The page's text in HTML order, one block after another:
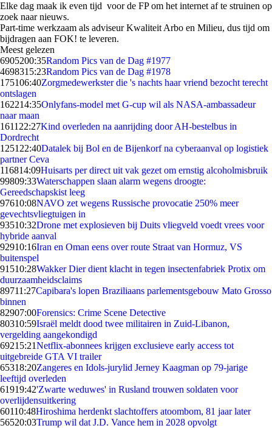
Elke dag maak ik even tijd voor de FP om het internet af te struinen op
zoek naar nieuws.
Part-time werkzaam als adviseur Kwaliteit Arbo en Milieu, dus tijd om
bijdragen aan FOK! te leveren.
Meest gelezen
6905200:35Random Pics van de Dag #1977
4698315:23Random Pics van de Dag #1978
175106:40Zorgmedewerkster die 's nachts haar vriend bezocht terecht
ontslagen
162214:35Onlyfans-model met G-cup wil als NASA-ambassadeur
naar maan
1611 22:27Kind overleden na aanrijding door AH-bestelbus in
Dordrecht
1251 22:40Datalek bij Bol en de Bijenkorf na cyberaanval op logistiek
partner Ceva
116814:09Huisarts per direct uit vak gezet om ernstig alcoholmisbruik
99809:33Waterschappen slaan alarm wegens droogte:
Gereedschapskist leeg
97610:08NAVO zet wegens Russische provocatie 250% meer
gevechtsvliegtuigen in
93510:32Drone met explosieven bij Duits vliegveld voedt vrees voor
hybride aanval
92910:16Iran en Oman eens over route Straat van Hormuz, VS
buitenspel
91510:28Wakker Dier dient klacht in tegen insectenfabriek Protix om
duurzaamheidsclaims
89711:27Capibara's lopen Braziliaans parlementsgebouw Mato Grosso
binnen
82907:00Forensics: Crime Scene Detective
80310:59Israël meldt dood twee militairen in Zuid-Libanon,
vergelding aangekondigd
69215:21Netflix-abonnees krijgen exclusieve early access tot
uitgebreide GTA VI trailer
65318:20Zangeres en Idols-jurylid Jerney Kaagman op 79-jarige
leeftijd overleden
61919:42'Zwarte weduwes' in Rusland trouwen soldaten voor
overlijdensuitkering
60110:48Hiroshima herdenkt slachtoffers atoombom, 81 jaar later
56520:03Trump wil dat J.D. Vance hem in 2028 opvolgt